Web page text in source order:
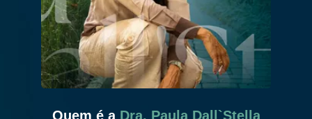
Quem é a Dra. Paula Dall`Stella